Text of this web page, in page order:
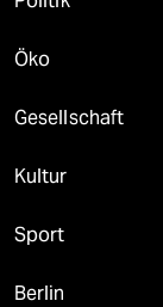
Öko
Gesellschaft
Kultur
Sport
Berlin